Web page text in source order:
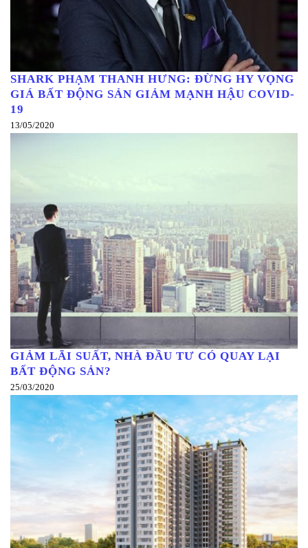
SHARK PHẠM THANH HƯNG: ĐỪNG HY VỌNG
GIÁ BẤT ĐỘNG SẢN GIẢM MẠNH HẬU COVID-
19
13/05/2020
GIẢM LÃI SUẤT, NHÀ ĐẦU TƯ CÓ QUAY LẠI
BẤT ĐỘNG SẢN?
25/03/2020